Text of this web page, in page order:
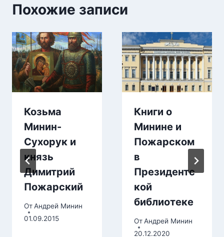
Похожие записи
Козьма
Минин-
Сухорук и
князь
Димитрий
Пожарский
ОтАндрей Минин
01.09.2015
Книги о
Минине и
Пожарском
в
Президентс
кой
библиотеке
ОтАндрей Минин
20.12.2020